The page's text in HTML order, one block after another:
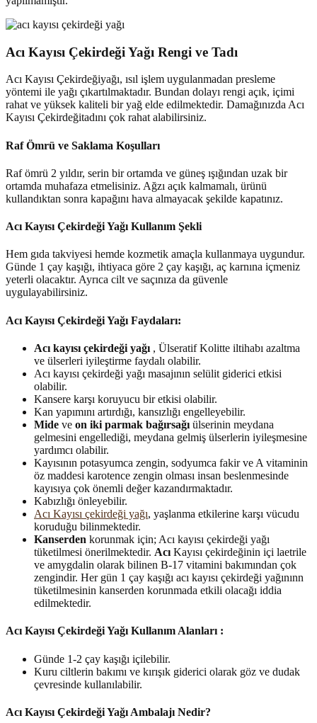
Acı Kayısı Çekirdeği Yağı Rengi ve Tadı
Acı Kayısı Çekirdeğiyağı, ısıl işlem uygulanmadan presleme
yöntemi ile yağı çıkartılmaktadır. Bundan dolayı rengi açık, içimi
rahat ve yüksek kaliteli bir yağ elde edilmektedir. Damağınızda Acı
Kayısı Çekirdeğitadını çok rahat alabilirsiniz.
Raf Ömrü ve Saklama Koşulları
Raf ömrü 2 yıldır, serin bir ortamda ve güneş ışığından uzak bir
ortamda muhafaza etmelisiniz. Ağzı açık kalmamalı, ürünü
kullandıktan sonra kapağını hava almayacak şekilde kapatınız.
Acı Kayısı Çekirdeği Yağı Kullanım Şekli
Hem gıda takviyesi hemde kozmetik amaçla kullanmaya uygundur.
Günde 1 çay kaşığı, ihtiyaca göre 2 çay kaşığı, aç karnına içmeniz
yeterli olacaktır. Ayrıca cilt ve saçınıza da güvenle
uygulayabilirsiniz.
Acı Kayısı Çekirdeği Yağı Faydaları:
Acı kayısı çekirdeği yağı , Ülseratif Kolitte iltihabı azaltma
ve ülserleri iyileştirme faydalı olabilir.
Acı kayısı çekirdeği yağı masajının selülit giderici etkisi
olabilir.
Kansere karşı koruyucu bir etkisi olabilir.
Kan yapımını artırdığı, kansızlığı engelleyebilir.
Mide ve on iki parmak bağırsağı ülserinin meydana
gelmesini engellediği, meydana gelmiş ülserlerin iyileşmesine
yardımcı olabilir.
Kayısının potasyumca zengin, sodyumca fakir ve A vitaminin
öz maddesi karotence zengin olması insan beslenmesinde
kayısıya çok önemli değer kazandırmaktadır.
Kabızlığı önleyebilir.
Acı Kayısı çekirdeği yağı, yaşlanma etkilerine karşı vücudu
koruduğu bilinmektedir.
Kanserden korunmak için; Acı kayısı çekirdeği yağı
tüketilmesi önerilmektedir. Acı Kayısı çekirdeğinin içi laetrile
ve amygdalin olarak bilinen B-17 vitamini bakımından çok
zengindir. Her gün 1 çay kaşığı acı kayısı çekirdeği yağınınn
tüketilmesinin kanserden korunmada etkili olacağı iddia
edilmektedir.
Acı Kayısı Çekirdeği Yağı Kullanım Alanları :
Günde 1-2 çay kaşığı içilebilir.
Kuru ciltlerin bakımı ve kırışık giderici olarak göz ve dudak
çevresinde kullanılabilir.
Acı Kayısı Çekirdeği Yağı Ambalajı Nedir?